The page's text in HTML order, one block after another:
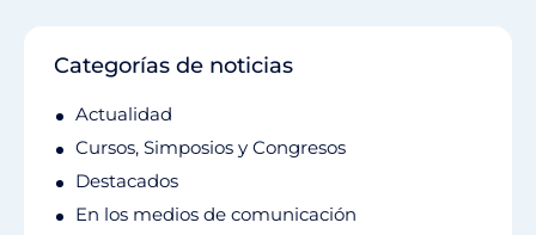
Categorías de noticias
Actualidad
Cursos, Simposios y Congresos
Destacados
En los medios de comunicación